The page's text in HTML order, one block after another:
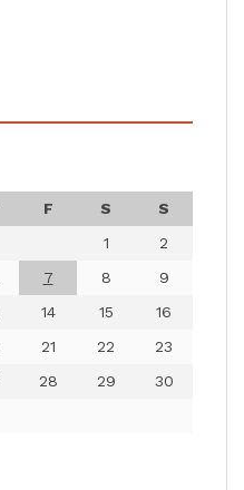
F S
S
1
2
7 8
9
14 15
16
21 22
23
28 29
30